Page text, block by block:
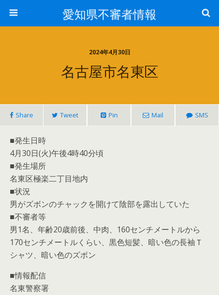
愛知県不審者情報
2024年4月30日
名古屋市名東区
Share Tweet Pin Mail SMS
■発生日時
4月30日(火)午後4時40分頃
■発生場所
名東区極楽二丁目地内
■状況
男がズボンのチャックを開けて陰部を露出していた
■不審者等
男1名、年齢20歳前後、中肉、160センチメートルから
170センチメートルくらい、黒色短髪、暗い色の長袖Ｔ
シャツ、暗い色のズボン
■情報配信
名東警察署